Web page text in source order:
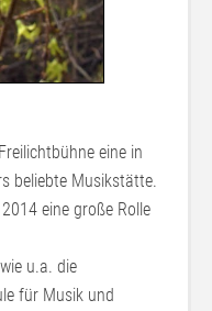
eine in
beliebte Musikstätte.
eine große Rolle
u.a. die
für Musik und